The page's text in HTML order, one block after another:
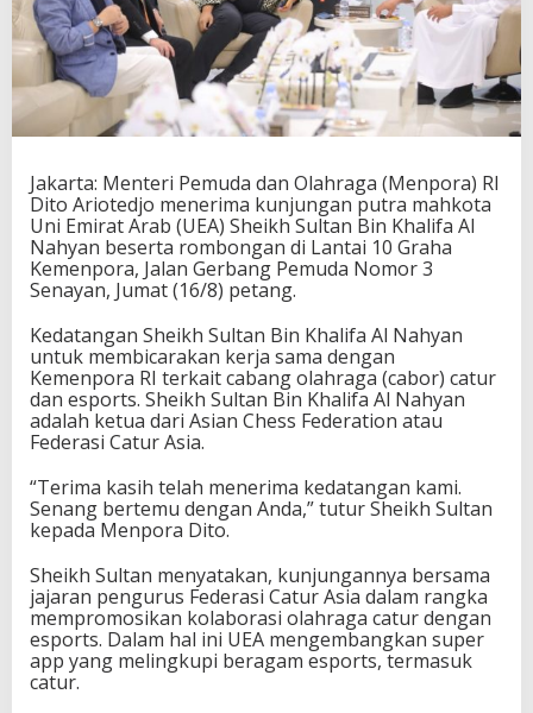
a
t
A
r
a
b
B
r
k
u
n
j
u
g
,
K
e
d
a
a
n
g
n
n
y
a
D
i
Jakarta: Menteri Pemuda dan Olahraga (Menpora) RI
Dito Ariotedjo menerima kunjungan putra mahkota
Uni Emirat Arab (UEA) Sheikh Sultan Bin Khalifa Al
Nahyan beserta rombongan di Lantai 10 Graha
Kemenpora, Jalan Gerbang Pemuda Nomor 3
Senayan, Jumat (16/8) petang.
Kedatangan Sheikh Sultan Bin Khalifa Al Nahyan
untuk membicarakan kerja sama dengan
Kemenpora RI terkait cabang olahraga (cabor) catur
dan esports. Sheikh Sultan Bin Khalifa Al Nahyan
adalah ketua dari Asian Chess Federation atau
Federasi Catur Asia.
“Terima kasih telah menerima kedatangan kami.
Senang bertemu dengan Anda,” tutur Sheikh Sultan
kepada Menpora Dito.
Sheikh Sultan menyatakan, kunjungannya bersama
jajaran pengurus Federasi Catur Asia dalam rangka
mempromosikan kolaborasi olahraga catur dengan
esports. Dalam hal ini UEA mengembangkan super
app yang melingkupi beragam esports, termasuk
catur.